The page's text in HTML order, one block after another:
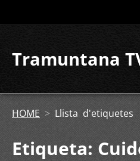
Tramuntana
HOME > Llista d'etiquetes
Etiqueta: